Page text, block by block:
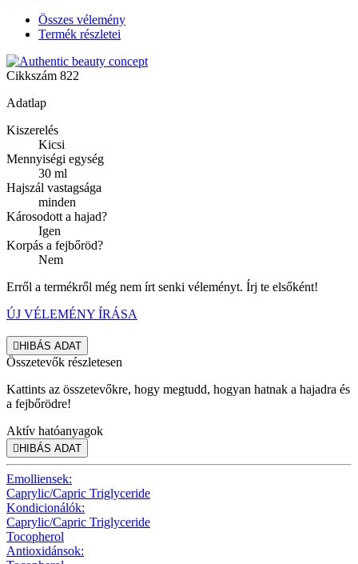
Összes vélemény
Termék részletei
Cikkszám 822
Adatlap
Kiszerelés
Kicsi
Mennyiségi egység
30 ml
Hajszál vastagsága
minden
Károsodott a hajad?
Igen
Korpás a fejbőröd?
Nem
Erről a termékről még nem írt senki véleményt. Írj te elsőként!
ÚJ VÉLEMÉNY ÍRÁSA
HIBÁS ADAT
Összetevők részletesen
Kattints az összetevőkre, hogy megtudd, hogyan hatnak a hajadra és
a fejbőrödre!
Aktív hatóanyagok
HIBÁS ADAT
Emolliensek:
Caprylic/Capric Triglyceride
Kondicionálók:
Caprylic/Capric Triglyceride
Tocopherol
Antioxidánsok: